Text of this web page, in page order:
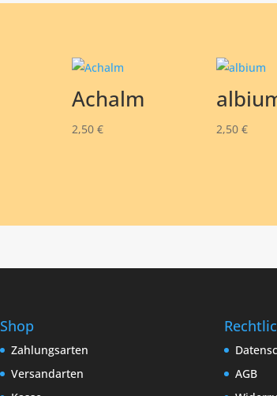
Achalm
2,50€ 2,50 €
Shop
Zahlungsarten
Versandarten
AGB